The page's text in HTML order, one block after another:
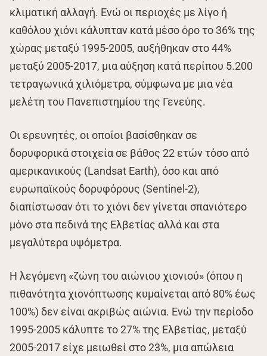
κλιματική αλλαγή. Ενώ οι περιοχές με λίγο ή
καθόλου χιόνι κάλυπταν κατά μέσο όρο το 36% της
χώρας μεταξύ 1995-2005, αυξήθηκαν στο 44%
μεταξύ 2005-2017, μια αύξηση κατά περίπου 5.200
τετραγωνικά χιλιόμετρα, σύμφωνα με μια νέα
μελέτη του Πανεπιστημίου της Γενεύης.
Οι ερευνητές, οι οποίοι βασίσθηκαν σε
δορυφορικά στοιχεία σε βάθος 22 ετών τόσο από
αμερικανικούς (Landsat Earth), όσο και από
ευρωπαϊκούς δορυφόρους (Sentinel-2),
διαπίστωσαν ότι το χιόνι δεν γίνεται σπανιότερο
μόνο στα πεδινά της Ελβετίας αλλά και στα
μεγαλύτερα υψόμετρα.
Η λεγόμενη «ζώνη του αιώνιου χιονιού» (όπου η
πιθανότητα χιονόπτωσης κυμαίνεται από 80% έως
100%) δεν είναι ακριβώς αιώνια. Ενώ την περίοδο
1995-2005 κάλυπτε το 27% της Ελβετίας, μεταξύ
2005-2017 είχε μειωθεί στο 23%, μια απώλεια